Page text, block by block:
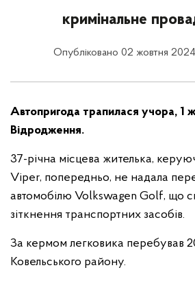
кримінальне
Опубліковано 02 жовтня
Автопригода трапилася учора, 1
Відродження.
37-річна місцева жителька,
Viper, попередньо, не надала
автомобілю Volkswagen Golf, що
зіткнення транспортних засобів.
За кермом легковика перебував
Ковельського району.